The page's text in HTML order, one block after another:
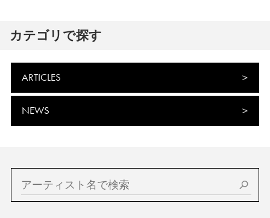
カテゴリで探す
ARTICLES
NEWS